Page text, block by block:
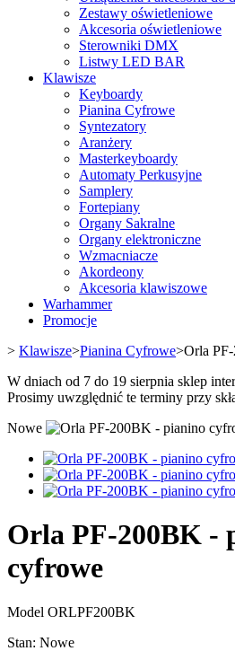
Zestawy oświetleniowe
Akcesoria oświetleniowe
Sterowniki DMX
Listwy LED BAR
Klawisze
Keyboardy
Pianina Cyfrowe
Syntezatory
Aranżery
Masterkeyboardy
Automaty Perkusyjne
Samplery
Fortepiany
Organy Sakralne
Organy elektroniczne
Wzmacniacze
Akordeony
Akcesoria klawiszowe
Warhammer
Promocje
> Klawisze>Pianina Cyfrowe>Orla
W dniach od 7 do 19 sierpnia sklep
Prosimy uwzględnić te terminy przy
Nowe
Orla PF-200BK -
cyfrowe
Model ORLPF200BK
Stan: Nowe